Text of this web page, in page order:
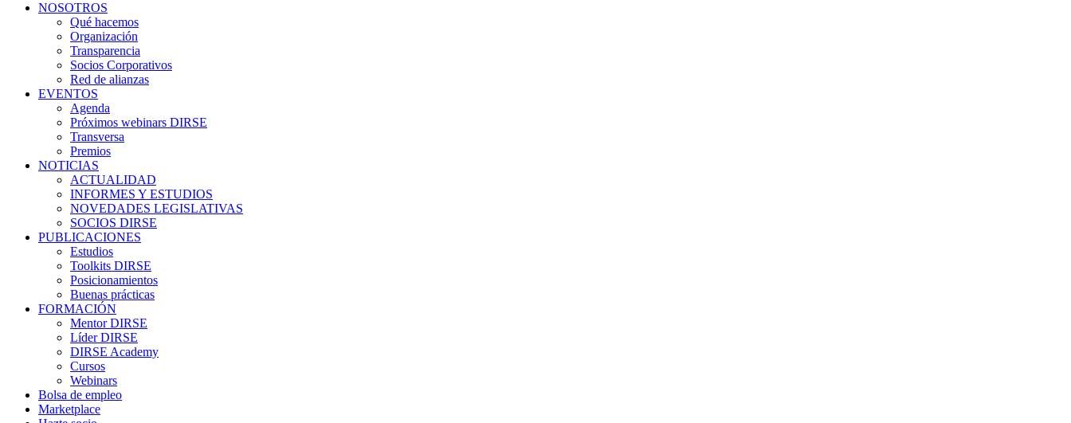
NOSOTROS
Qué hacemos
Organización
Transparencia
Socios Corporativos
Red de alianzas
EVENTOS
Agenda
Próximos webinars DIRSE
Transversa
Premios
NOTICIAS
ACTUALIDAD
INFORMES Y ESTUDIOS
NOVEDADES LEGISLATIVAS
SOCIOS DIRSE
PUBLICACIONES
Estudios
Toolkits DIRSE
Posicionamientos
Buenas prácticas
FORMACIÓN
Mentor DIRSE
Líder DIRSE
DIRSE Academy
Cursos
Webinars
Bolsa de empleo
Marketplace